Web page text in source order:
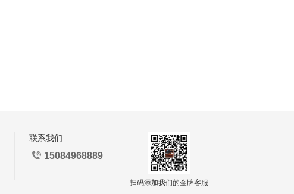
联系我们
15084968889
扫码添加我们的金牌客服